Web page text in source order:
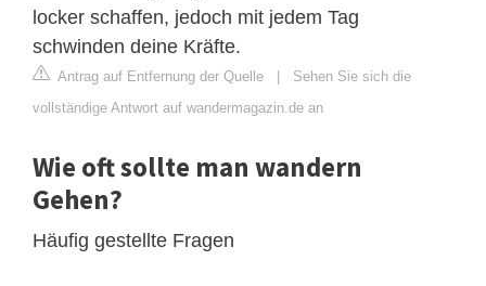
locker schaffen, jedoch mit jedem Tag
schwinden deine Kräfte.
Antrag auf Entfernung der Quelle | Sehen Sie sich die
vollständige Antwort auf wandermagazin.de an
Wie oft sollte man wandern
Gehen?
Häufig gestellte Fragen